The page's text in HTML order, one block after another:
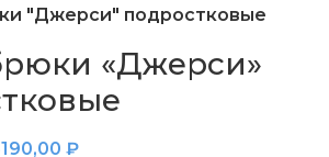
«Джерси»
₽